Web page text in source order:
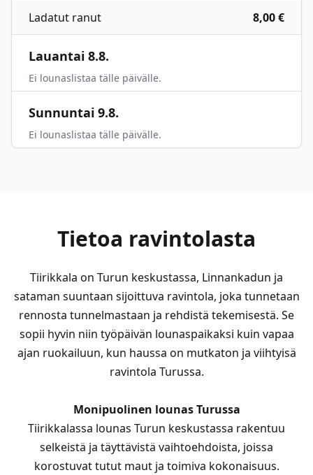
Ladatut ranut 8,00 €
Lauantai 8.8.
Ei lounaslistaa tälle päivälle.
Sunnuntai 9.8.
Ei lounaslistaa tälle päivälle.
Tietoa ravintolasta
Tiirikkala on Turun keskustassa, Linnankadun ja
sataman suuntaan sijoittuva ravintola, joka tunnetaan
rennosta tunnelmastaan ja rehdistä tekemisestä. Se
sopii hyvin niin työpäivän lounaspaikaksi kuin vapaa
ajan ruokailuun, kun haussa on mutkaton ja viihtyisä
ravintola Turussa.
Monipuolinen lounas Turussa
Tiirikkalassa lounas Turun keskustassa rakentuu
selkeistä ja täyttävistä vaihtoehdoista, joissa
korostuvat tutut maut ja toimiva kokonaisuus.